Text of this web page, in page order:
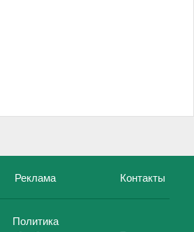
Реклама Контакты
Политика